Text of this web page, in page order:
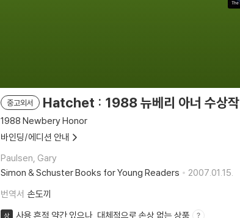
중고외서 Hatchet : 1988 뉴베리 아너 수상작
1988 Newbery Honor
바인딩/에디션 안내
Paulsen, Gary
Simon & Schuster Books for Young Readers
2007.01.15.
번역서 손도끼
상 사용 흔적 약간 있으나, 대체적으로 손상 없는 상품